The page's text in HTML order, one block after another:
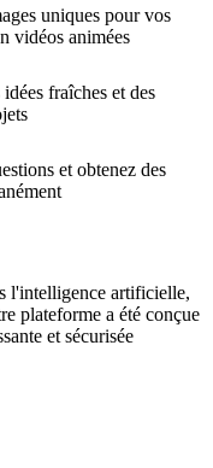
uniques pour vos
vidéos animées
fraîches et des
et obtenez des
l'intelligence artificielle,
plateforme a été conçue
et sécurisée